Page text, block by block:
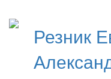
Резник